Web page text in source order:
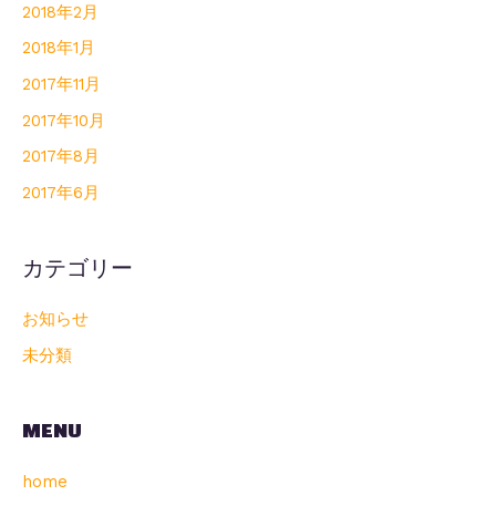
2018年2月
2018年1月
2017年11月
2017年10月
2017年8月
2017年6月
カテゴリー
お知らせ
未分類
MENU
home